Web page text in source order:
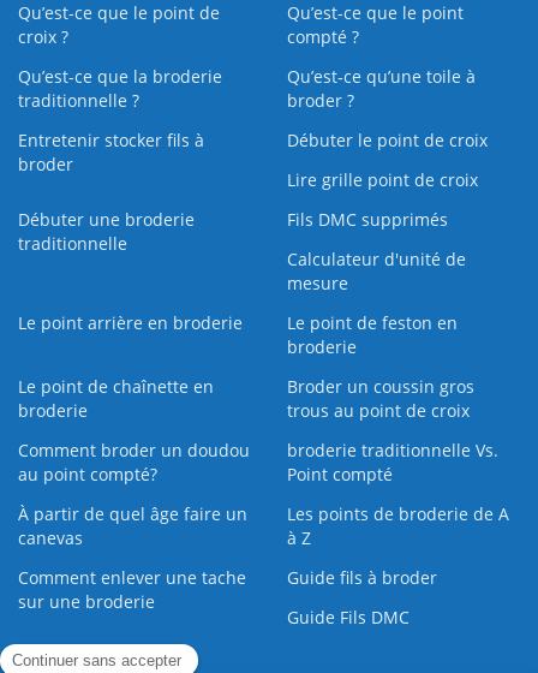
Qu’est-ce que le point de
croix ?
Qu’est-ce que le point
compté ?
Qu’est-ce que la broderie
traditionnelle ?
Qu’est‑ce qu’une toile à
broder ?
Entretenir stocker fils à
broder
Débuter le point de croix
Lire grille point de croix
Débuter une broderie
traditionnelle
Fils DMC supprimés
Calculateur d'unité de
mesure
Le point arrière en broderie
Le point de feston en
broderie
Le point de chaînette en
broderie
Broder un coussin gros
trous au point de croix
Comment broder un doudou
au point compté?
broderie traditionnelle Vs.
Point compté
À partir de quel âge faire un
canevas
Les points de broderie de A
à Z
Comment enlever une tache
sur une broderie
Guide fils à broder
Guide Fils DMC
Guide de la Broderie